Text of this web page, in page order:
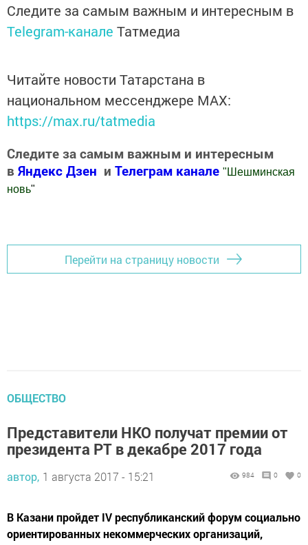
Следите за самым важным и интересным в
Telegram-канале Татмедиа
Читайте новости Татарстана в
национальном мессенджере MАХ:
https://max.ru/tatmedia
Следите за самым важным и интересным
в Яндекс Дзен и Телеграм канале "Шешминская
новь"
Перейти на страницу новости
ОБЩЕСТВО
Представители НКО получат премии от
президента РТ в декабре 2017 года
автор, 1 августа 2017 - 15:21 984 0 0
В Казани пройдет IV республиканский форум социально
ориентированных некоммерческих организаций,